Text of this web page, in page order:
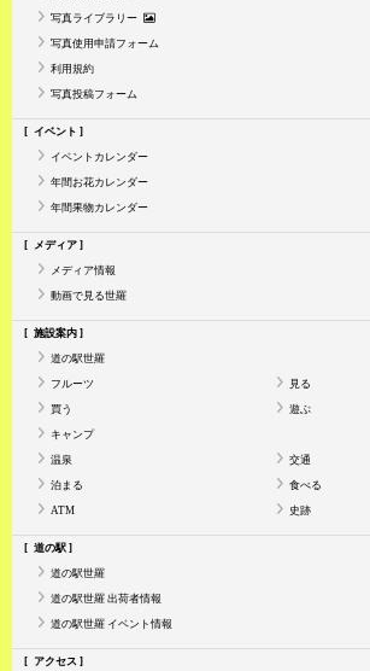
写真ライブラリー
写真使用申請フォーム
利用規約
写真投稿フォーム
イベント
イベントカレンダー
年間お花カレンダー
年間果物カレンダー
メディア
メディア情報
動画で見る世羅
施設案内
道の駅世羅
フルーツ 見る
買う 遊ぶ
キャンプ
温泉 交通
泊まる 食べる
ATM 史跡
道の駅
道の駅世羅
道の駅世羅 出荷者情報
道の駅世羅 イベント情報
アクセス